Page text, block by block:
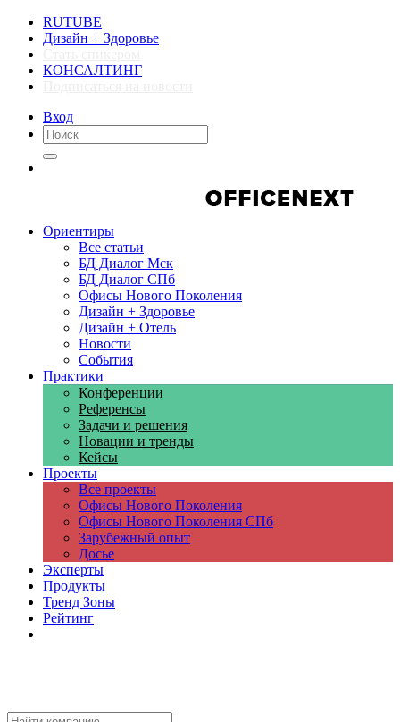
RUTUBE
Дизайн + Здоровье
КОНСАЛТИНГ
Вход
Ориентиры
Все статьи
БД Диалог Мск
БД Диалог СПб
Офисы Нового Поколения
Дизайн + Здоровье
Дизайн + Отель
Новости
События
Практики
Конференции
Референсы
Задачи и решения
Новации и тренды
Кейсы
Проекты
Все проекты
Офисы Нового Поколения
Офисы Нового Поколения СПб
Зарубежный опыт
Досье
Эксперты
Продукты
Тренд Зоны
Рейтинг